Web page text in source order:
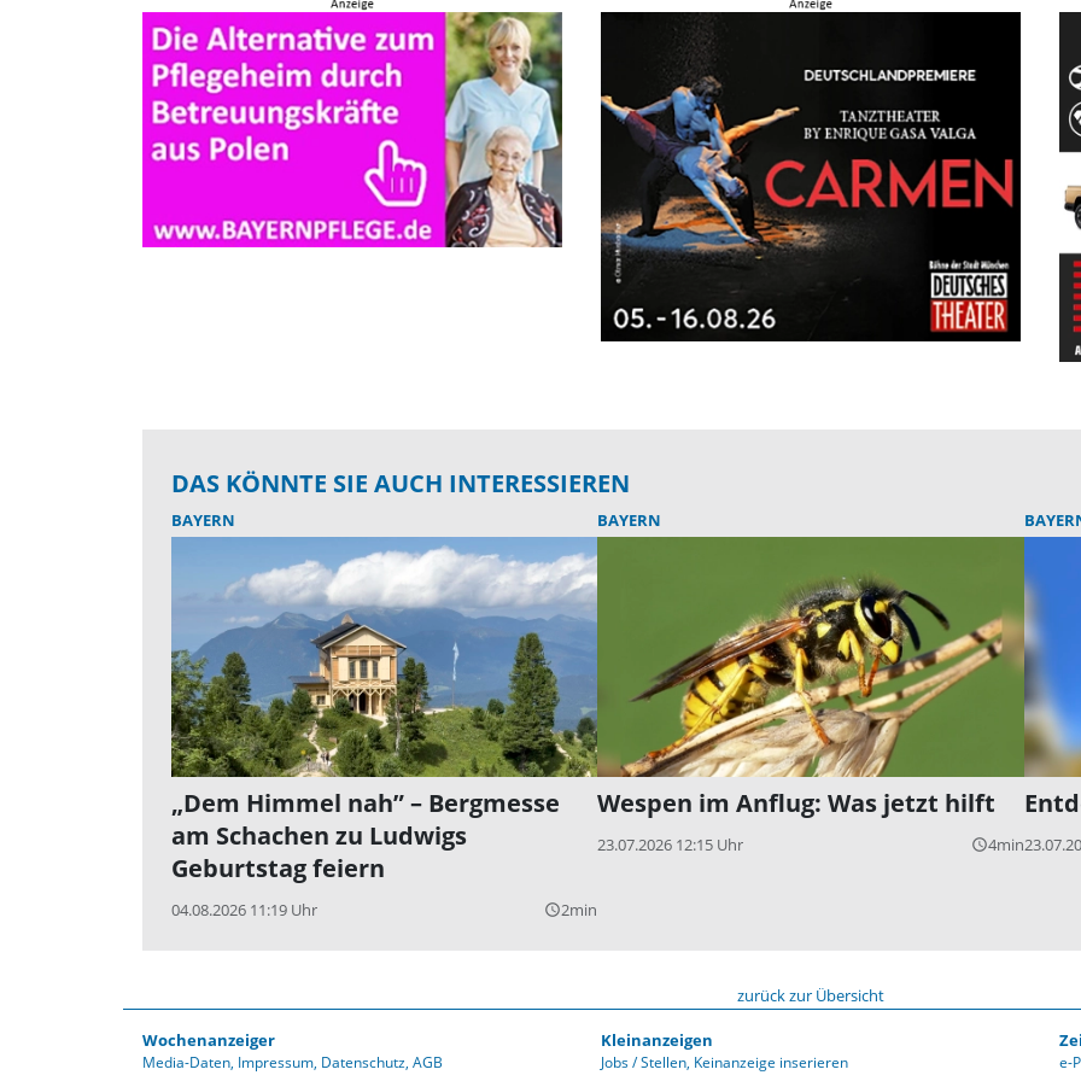
DAS KÖNNTE SIE AUCH INTERESSIEREN
BAYERN
„Dem Himmel nah” – Bergmesse
am Schachen zu Ludwigs
Geburtstag feiern
04.08.2026 11:19 Uhr query_builder2min
BAYERN
Wespen im Anflug: Was jetzt hilft
23.07.2026 12:15 Uhr query_builder4min
zurück zur Übersicht
Wochenanzeiger
Media-Daten Impressum Datenschutz AGB
Kleinanzeigen
Jobs / Stellen Keinanzeige inserieren e-